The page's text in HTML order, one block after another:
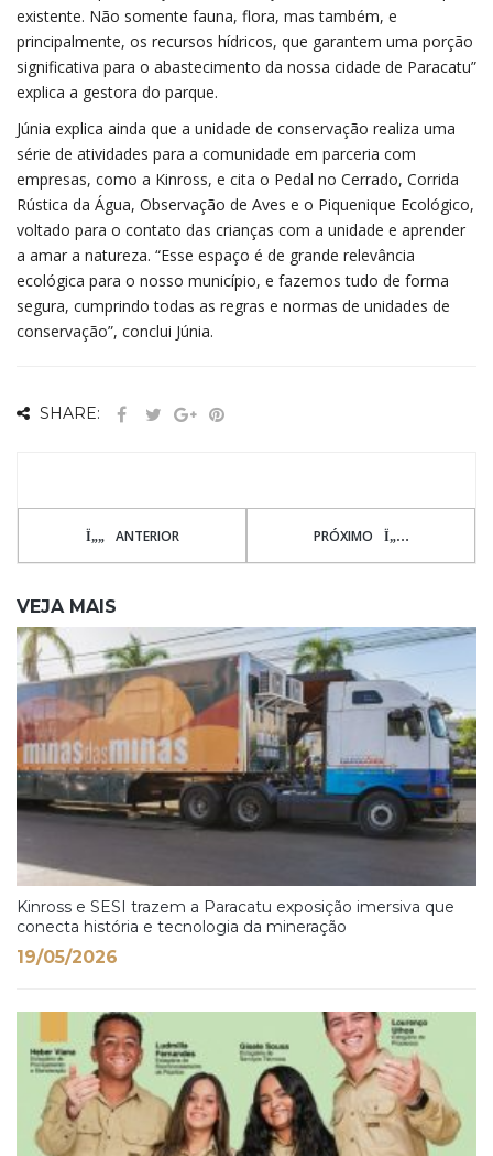
existente. Não somente fauna, flora, mas também, e
principalmente, os recursos hídricos, que garantem uma porção
significativa para o abastecimento da nossa cidade de Paracatu”
explica a gestora do parque.
Júnia explica ainda que a unidade de conservação realiza uma
série de atividades para a comunidade em parceria com
empresas, como a Kinross, e cita o Pedal no Cerrado, Corrida
Rústica da Água, Observação de Aves e o Piquenique Ecológico,
voltado para o contato das crianças com a unidade e aprender
a amar a natureza. “Esse espaço é de grande relevância
ecológica para o nosso município, e fazemos tudo de forma
segura, cumprindo todas as regras e normas de unidades de
conservação”, conclui Júnia.
SHARE:
ANTERIOR PRÓXIMO
VEJA MAIS
Kinross e SESI trazem a Paracatu exposição imersiva que
conecta história e tecnologia da mineração
19/05/2026